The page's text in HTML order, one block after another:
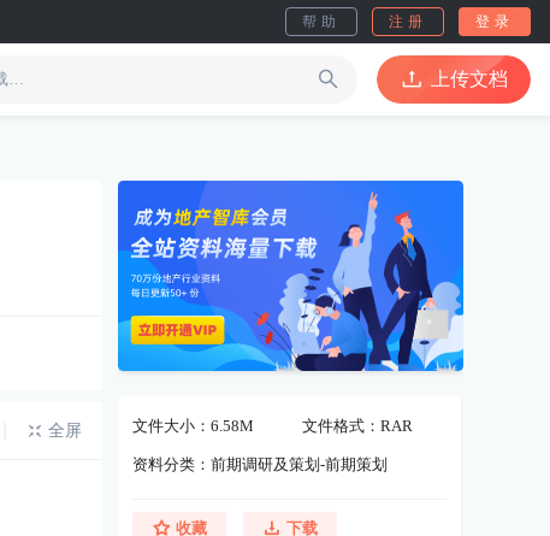
帮助 注册 登录
上传文档
全屏 文件大小：6.58M 文件格式：RAR
资料分类：前期调研及策划-前期策划
收藏 下载